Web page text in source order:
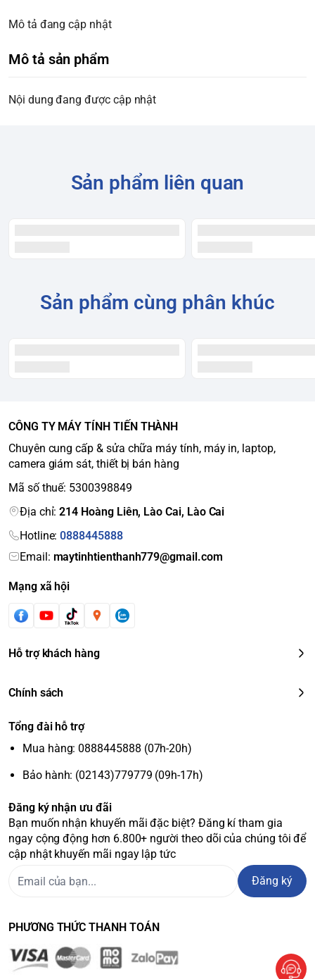
Mô tả đang cập nhật
Mô tả sản phẩm
Nội dung đang được cập nhật
Sản phẩm liên quan
Sản phẩm cùng phân khúc
CÔNG TY MÁY TÍNH TIẾN THÀNH
Chuyên cung cấp & sửa chữa máy tính, máy in, laptop,
camera giám sát, thiết bị bán hàng
Mã số thuế: 5300398849
Địa chỉ:214 Hoàng Liên, Lào Cai, Lào Cai
Hotline:0888445888
Email: maytinhtienthanh779@gmail.com
Mạng xã hội
Hỗ trợ khách hàng
Chính sách
Tổng đài hỗ trợ
Mua hàng: 0888445888 (07h-20h)
Bảo hành: (02143)779779 (09h-17h)
Đăng ký nhận ưu đãi
Bạn muốn nhận khuyến mãi đặc biệt? Đăng kí tham gia
ngay cộng động hơn 6.800+ người theo dõi của chúng tôi để
cập nhật khuyến mãi ngay lập tức
Đăng ký
PHƯƠNG THỨC THANH TOÁN